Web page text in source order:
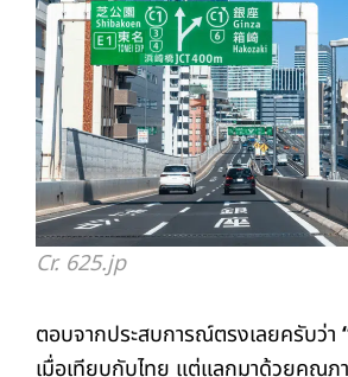
Cr. 625.jp
ตอบจากประสบการณ์ตรงเลยครับว่า
เมื่อเทียบกับไทย แต่แลกมาด้วยคุณ